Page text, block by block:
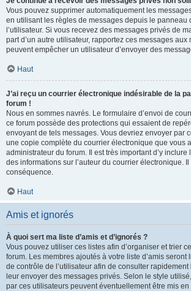
Vous pouvez supprimer automatiquement les
en utilisant les règles de messages depuis le panneau
l’utilisateur. Si vous recevez des messages privés de
part d’un autre utilisateur, rapportez ces messages aux
peuvent empêcher un utilisateur d’envoyer des
Haut
J’ai reçu un courrier électronique indésirable de la
forum !
Nous en sommes navrés. Le formulaire d’envoi de
ce forum possède des protections qui essaient de
envoyant de tels messages. Vous devriez envoyer par
une copie complète du courrier électronique que vous
administrateur du forum. Il est très important d’y
des informations sur l’auteur du courrier électronique.
conséquence.
Haut
Amis et ignorés
À quoi sert ma liste d’amis et d’ignorés ?
Vous pouvez utiliser ces listes afin d’organiser et trier
forum. Les membres ajoutés à votre liste d’amis seront
de contrôle de l’utilisateur afin de consulter
leur envoyer des messages privés. Selon le style
par ces utilisateurs peuvent éventuellement être mis